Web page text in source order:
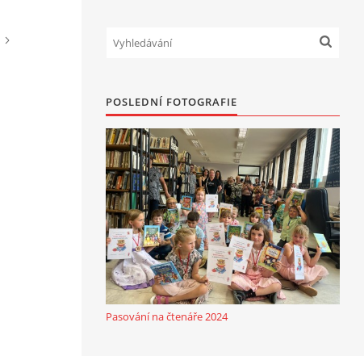
POSLEDNÍ FOTOGRAFIE
Pasování na čtenáře 2024